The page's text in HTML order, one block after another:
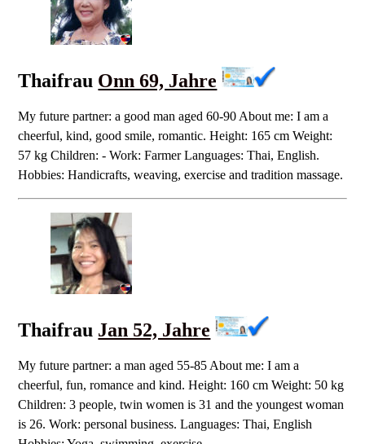
Thaifrau Onn 69, Jahre
My future partner: a good man aged 60-90 About me: I am a
cheerful, kind, good smile, romantic. Height: 165 cm Weight:
57 kg Children: - Work: Farmer Languages: Thai, English.
Hobbies: Handicrafts, weaving, exercise and tradition massage.
Thaifrau Jan 52, Jahre
My future partner: a man aged 55-85 About me: I am a
cheerful, fun, romance and kind. Height: 160 cm Weight: 50 kg
Children: 3 people, twin women is 31 and the youngest woman
is 26. Work: personal business. Languages: Thai, English